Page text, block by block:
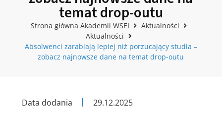
temat drop-outu
Strona główna Akademii WSEI
Aktualności
Aktualności
Absolwenci zarabiają lepiej niż porzucający studia –
zobacz najnowsze dane na temat drop-outu
Data dodania
29.12.2025